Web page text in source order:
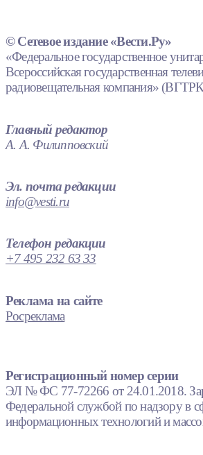
© Сетевое издание «Вести.Ру»
«Федеральное государственное
Всероссийская государственная
радиовещательная компания»
Главный редактор
А. А. Филипповский
Эл. почта редакции
info@vesti.ru
Телефон редакции
+7 495 232 63 33
Реклама на сайте
Росреклама
Регистрационный номер серии
ЭЛ № ФС 77-72266 от 24.01.2018.
Федеральной службой по надзору в
информационных технологий и